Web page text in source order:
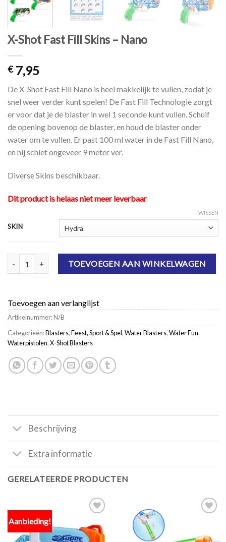
X-Shot Fast Fill Skins – Nano
€7,95
De X-Shot Fast Fill Nano is heel makkelijk te vullen, zodat je
snel weer verder kunt spelen! De Fast Fill Technologie zorgt
er voor dat je de blaster in wel 1 seconde kunt vullen. Schuif
de opening bovenop de blaster, en houd de blaster onder
water om te vullen. Er past 100 ml water in de Fast Fill Nano,
en hij schiet ongeveer 9 meter ver.
Diverse Skins beschikbaar.
Dit product is helaas niet meer leverbaar
SKIN
WISSEN
X-Shot Fast Fill Skins - Nano aantalTOEVOEGEN AAN WINKELWAGEN
Toevoegen aan verlanglijst
Artikelnummer:N/B
Categorieën:Blasters,Feest, Sport & Spel,Water Blasters,Water Fun,
Waterpistolen,X-Shot Blasters
Beschrijving
Extra informatie
GERELATEERDE PRODUCTEN
Aanbieding!
aan
verlanglijst
verlanglijst